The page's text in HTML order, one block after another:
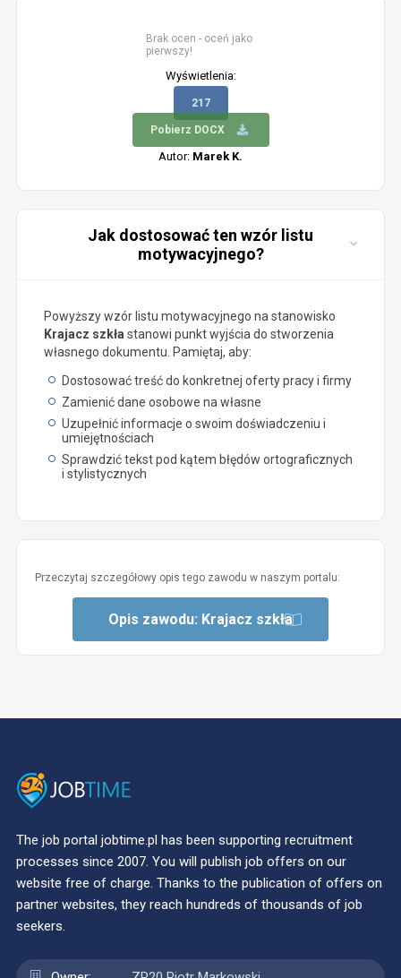
Brak ocen - oceń jako
pierwszy!
Wyświetlenia:
217
Pobierz DOCX
Autor: Marek K.
Jak dostosować ten wzór listu
motywacyjnego?
Powyższy wzór listu motywacyjnego na stanowisko
Krajacz szkła stanowi punkt wyjścia do stworzenia
własnego dokumentu. Pamiętaj, aby:
Dostosować treść do konkretnej oferty pracy i firmy
Zamienić dane osobowe na własne
Uzupełnić informacje o swoim doświadczeniu i
umiejętnościach
Sprawdzić tekst pod kątem błędów ortograficznych
i stylistycznych
Przeczytaj szczegółowy opis tego zawodu w naszym portalu:
Opis zawodu: Krajacz szkła
The job portal jobtime.pl has been supporting recruitment
processes since 2007. You will publish job offers on our
website free of charge. Thanks to the publication of offers on
partner websites, they reach hundreds of thousands of job
seekers.